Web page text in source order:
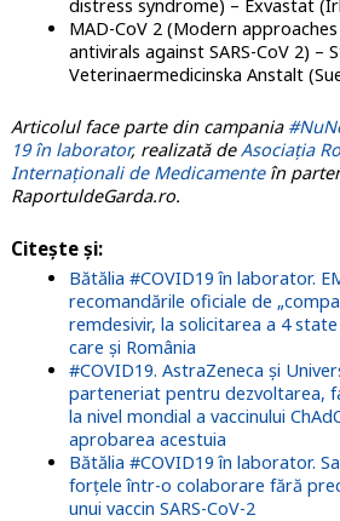
distress syndrome) – Exvastat
MAD-CoV 2 (Modern
antivirals against SARS-CoV 2) –
Veterinaermedicinska Anstalt
Articolul face parte din campania
19 în laborator, realizată deAsociația
Internaționali de Medicamenteîn
RaportuldeGarda.ro.
Citește și:
Bătălia #COVID19 în laborator.
recomandările oficiale de
remdesivir, la solicitarea a 4
care și România
#COVID19. AstraZeneca și
parteneriat pentru dezvoltarea,
la nivel mondial a vaccinului
aprobarea acestuia
Bătălia #COVID19 în laborator.
forțele într-o colaborare fără
unui vaccin SARS-CoV-2